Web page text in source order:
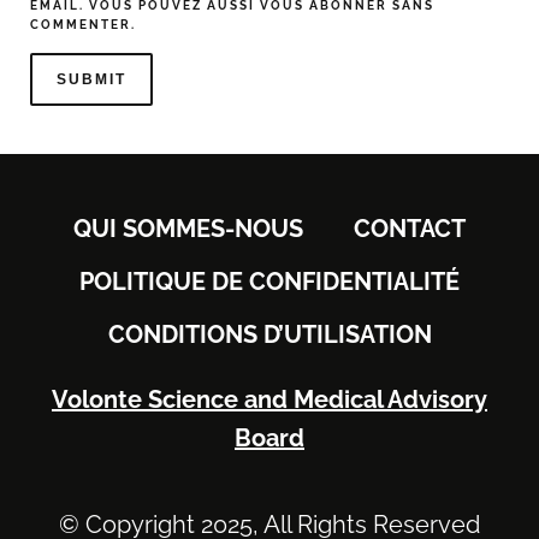
EMAIL. VOUS POUVEZ AUSSI VOUS ABONNER
SANS
COMMENTER.
QUI SOMMES-NOUS
CONTACT
POLITIQUE DE CONFIDENTIALITÉ
CONDITIONS D’UTILISATION
Volonte Science and Medical Advisory
Board
© Copyright 2025, All Rights Reserved